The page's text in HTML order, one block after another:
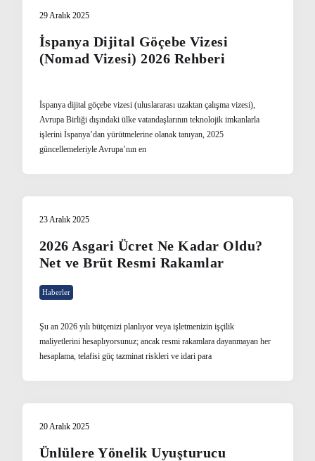
29 Aralık 2025
İspanya Dijital Göçebe Vizesi
(Nomad Vizesi) 2026 Rehberi
İspanya dijital göçebe vizesi (uluslararası uzaktan çalışma vizesi),
Avrupa Birliği dışındaki ülke vatandaşlarının teknolojik imkanlarla
işlerini İspanya’dan yürütmelerine olanak tanıyan, 2025
güncellemeleriyle Avrupa’nın en
23 Aralık 2025
2026 Asgari Ücret Ne Kadar Oldu?
Net ve Brüt Resmi Rakamlar
Haberler
Şu an 2026 yılı bütçenizi planlıyor veya işletmenizin işçilik
maliyetlerini hesaplıyorsunuz; ancak resmi rakamlara dayanmayan her
hesaplama, telafisi güç tazminat riskleri ve idari para
20 Aralık 2025
Ünlülere Yönelik Uyuşturucu